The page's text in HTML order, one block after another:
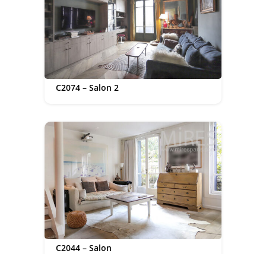
C2074 – Salon 2
C2044 – Salon